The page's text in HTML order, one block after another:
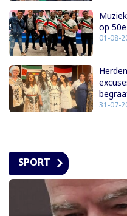
op
01-08-
31-07-
SPORT